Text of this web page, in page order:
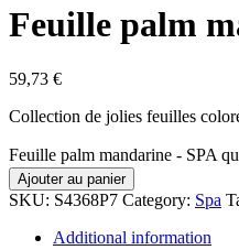
Feuille palm
59,73 €
Collection de jolies feuilles
Feuille palm mandarine - SPA
Ajouter au panier
SKU: S4368P7 Category: Spa
Additional information